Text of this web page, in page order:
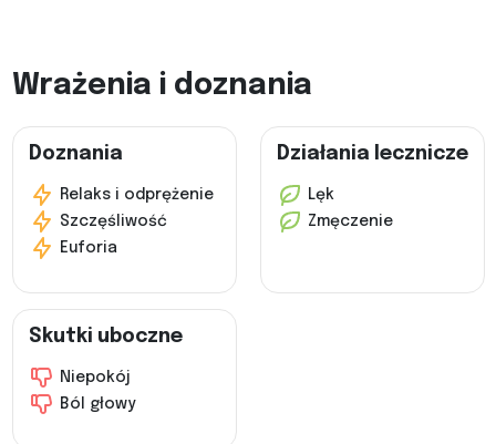
Wrażenia i doznania
Doznania
Relaks i odprężenie
Szczęśliwość
Euforia
Działania lecznicze
Lęk
Zmęczenie
Skutki uboczne
Niepokój
Ból głowy